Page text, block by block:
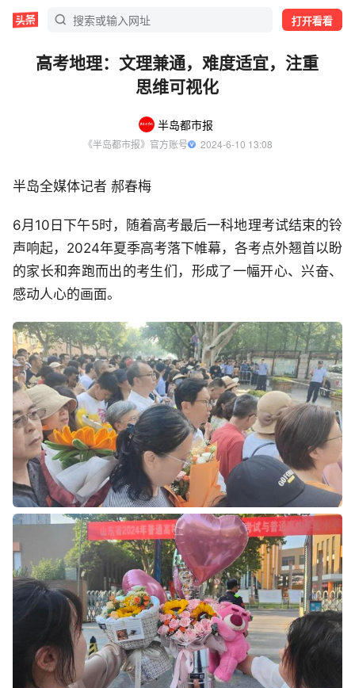
打开看看
高考地理：文理兼通，难度适宜，注重
思维可视化
半岛都市报
《半岛都市报》官方账号
  2024-6-10 13:08
半岛全媒体记者 郝春梅
6月10日下午5时，随着高考最后一科地理考试结束的铃
声响起，2024年夏季高考落下帷幕，各考点外翘首以盼
的家长和奔跑而出的考生们，形成了一幅开心、兴奋、
感动人心的画面。